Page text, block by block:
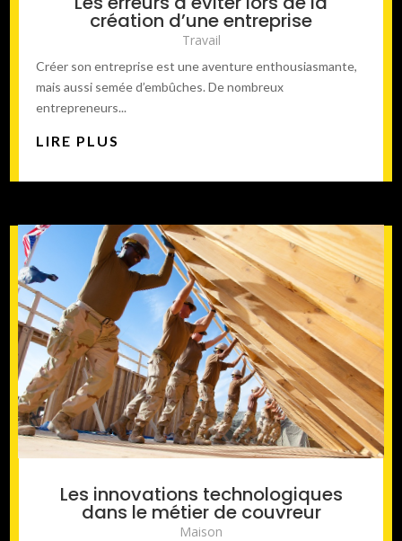
création d’une entreprise
Travail
Créer son entreprise est une aventure enthousiasmante,
mais aussi semée d’embûches. De nombreux
entrepreneurs...
LIRE PLUS
Les innovations technologiques
dans le métier de couvreur
Maison